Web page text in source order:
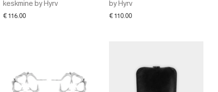
keskmine by Hyrv
€ 116.00
by Hyrv
€ 110.00